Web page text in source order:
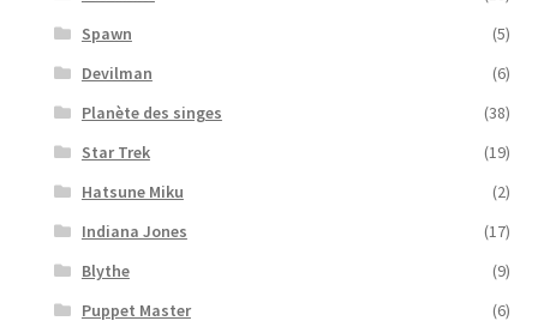
Spawn
(5)
Devilman
(6)
Planète des singes
(38)
Star Trek
(19)
Hatsune Miku
(2)
Indiana Jones
(17)
Blythe
(9)
Puppet Master
(6)